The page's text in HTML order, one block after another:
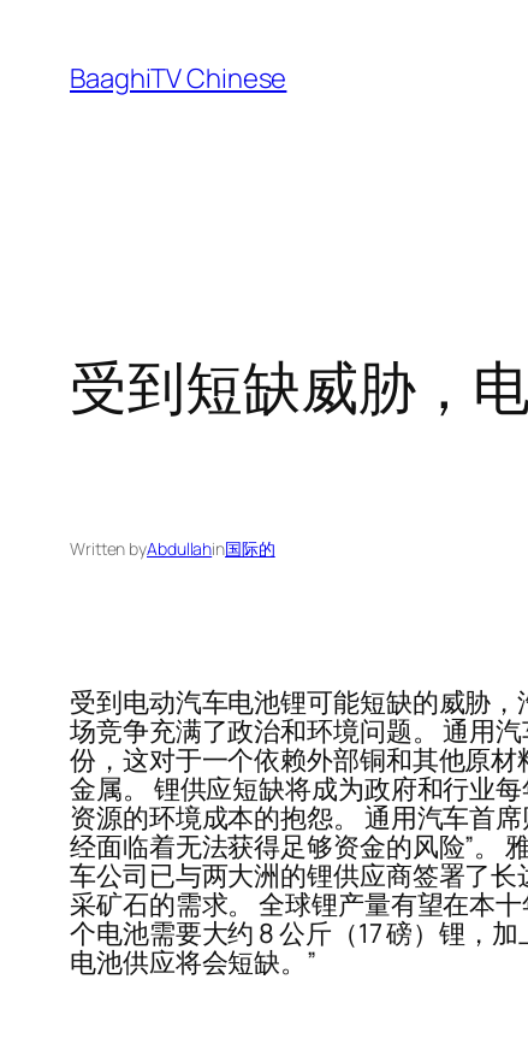
content
BaaghiTV Chinese
受到短缺威胁，
Written byAbdullahin国际的
受到电动汽车电池锂可能短缺的威胁
场竞争充满了政治和环境问题。 通用
份，这对于一个依赖外部铜和其他原
金属。 锂供应短缺将成为政府和行业
资源的环境成本的抱怨。 通用汽车首
经面临着无法获得足够资金的风险”。
车公司已与两大洲的锂供应商签署了
采矿石的需求。 全球锂产量有望在本
个电池需要大约 8 公斤（17 磅）锂，
电池供应将会短缺。”